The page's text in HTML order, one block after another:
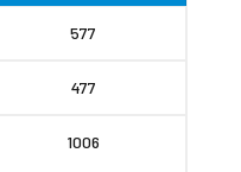
577
477
1006